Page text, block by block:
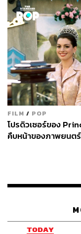
FILM / POP
โปรดิวเซอร์ของ
คืบหน้าของภาพยนตร์
TODAY